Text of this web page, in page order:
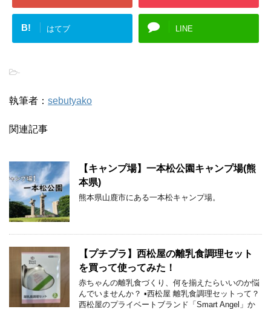
B! はてブ LINE
-
執筆者： sebutyako
関連記事
【キャンプ場】一本松公園キャンプ場(熊
本県)
熊本県山鹿市にある一本松キャンプ場。
【プチプラ】西松屋の離乳食調理セット
を買って使ってみた！
赤ちゃんの離乳食づくり、何を揃えたらいいのか悩
んでいませんか？ ▪︎西松屋 離乳食調理セットって？
西松屋のプライベートブランド「Smart Angel」か